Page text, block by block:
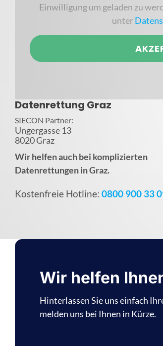
Einwilligung um geladen zu
unter
Datenrettung Graz
SIECON Partner:
Ungergasse 13
8020 Graz
Wir helfen auch bei komplizierten
Datenrettungen in Graz.
Kostenfreie Hotline: 0800 900 33
Wir helfen
Hinterlassen Sie uns einfach
melden uns bei Ihnen in Kürze.